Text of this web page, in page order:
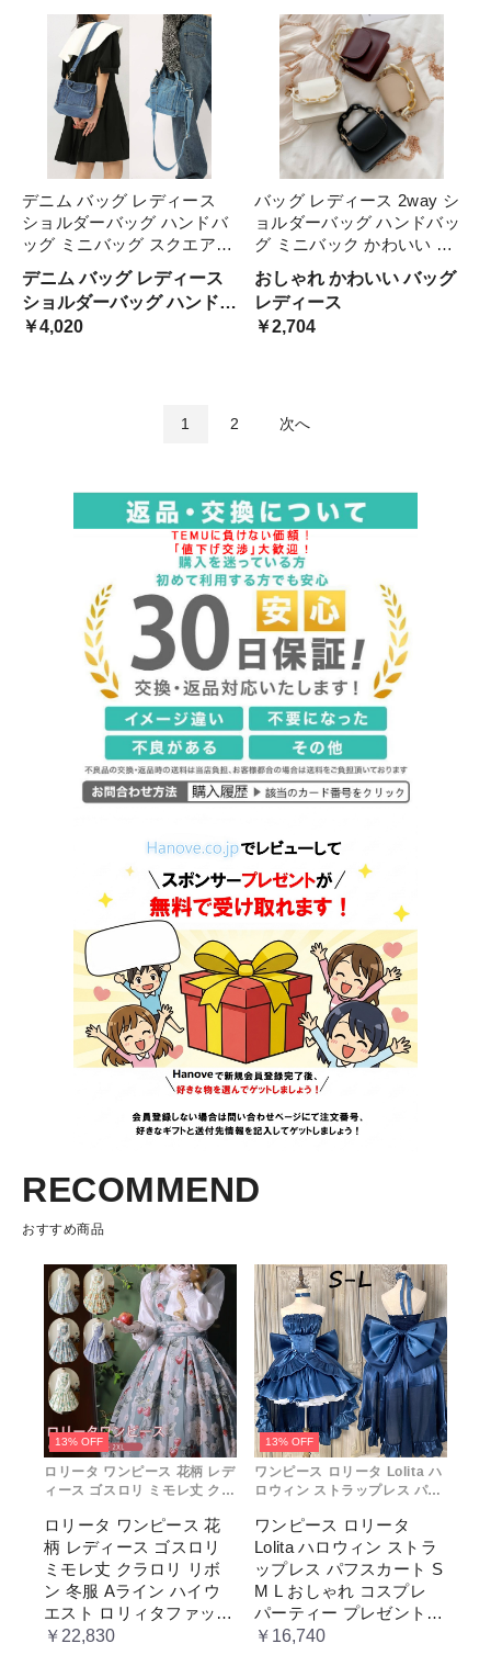
デニム バッグ レディース
ショルダーバッグ ハンドバ
ッグ ミニバッグ スクエア型
おしゃれ 大人可愛い カジュ
アル 鞄 カバン 斜め掛け 手
提げ 肩がけ メッセンジャー
バッグ 小さい bag バック
デニム バッグ レディース
ショルダーバッグ ハンドバ
ッグ ミニバッグ スクエア
￥4,020
バッグ レディース 2way シ
ョルダーバッグ ハンドバッ
グ ミニバック かわいい レ
トロ ガーリー チェーン 個
性的 小ぶり 手提げ 斜めが
け 肩がけ バック レザー メ
ッセンジャーバッグ ブ PU
おしゃれ かわいい バッグ
レディース
￥2,704
1 2 次へ
RECOMMEND
おすすめ商品
13% OFF
ロリータ ワンピース 花柄 レデ
ィース ゴスロリ ミモレ丈 クラ
ウエスト ロリィタファッショ
ン レトロ風 クラシカル 上品
かわいい 日常着 通勤 お出かけ
仮 通学
ロリータ ワンピース 花
柄 レディース ゴスロリ
ミモレ丈 クラロリ リボ
ン 冬服 Aライン ハイウ
エスト ロリィタファッシ
ョン レトロ風 クラシカ
￥22,830
13% OFF
ワンピース ロリータ Lolita ハ
ロウィン ストラップレス パフ
プレ パーティー プレゼント レ
ディース コスチューム プリン
セス ロマンティック ブル ドレ
ス
ワンピース ロリータ
Lolita ハロウィン ストラ
ップレス パフスカート S
M L おしゃれ コスプレ
パーティー プレゼント
レディース コスチューム
￥16,740